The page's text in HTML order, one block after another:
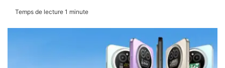
Temps de lecture 1 minute